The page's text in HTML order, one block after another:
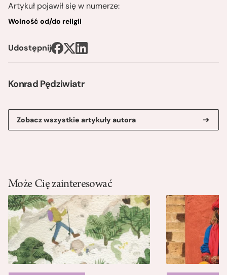
Konrad Pędziwiatr
Zobacz wszystkie artykuły autora
Artykuł pojawił się w numerze:
Wolność od/do religii
Udostępnij
Może Cię zainteresować